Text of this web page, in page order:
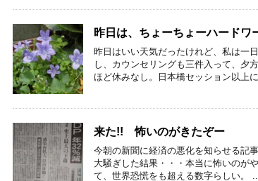
昨日は、ちょーちょーハードワ
昨日はいい天気だったけれど、私は一
し、カウンセリングも三件入って、夕
ほど休みなし。日本橋セッション以上
来た!! 怖いのがきたぞー
今朝の新聞に経済の悪化を知らせる
大騒ぎした結果・・・本当に怖いのが
て、世界恐慌をも超える数字らしい。